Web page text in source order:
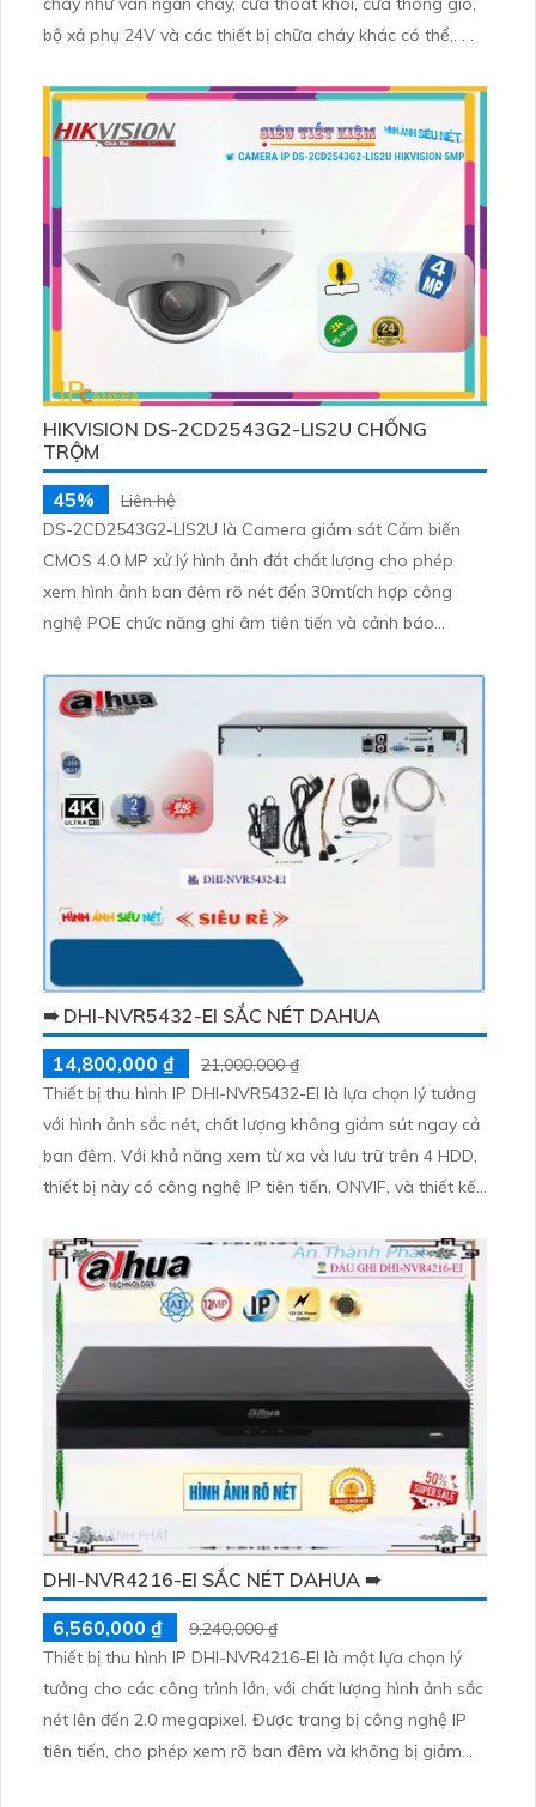
bộ xả phụ 24V và các thiết bị chữa cháy khác có thể,. . .
HIKVISION DS-2CD2543G2-LIS2U CHỐNG
TRỘM
45%
Liên hệ
DS-2CD2543G2-LIS2U là Camera giám sát Cảm biến
CMOS 4.0 MP xử lý hình ảnh đắt chất lượng cho phép
xem hình ảnh ban đêm rõ nét đến 30mtích hợp công
nghệ POE chức năng ghi âm tiên tiến và cảnh báo
Smart IR hồng ngoại phân biệt người cung cấp hình ảnh
đẹp ban đêm.
➠ DHI-NVR5432-EI SẮC NÉT DAHUA
14,800,000 ₫
21,000,000 ₫
Thiết bị thu hình IP DHI-NVR5432-EI là lựa chọn lý tưởng
với hình ảnh sắc nét, chất lượng không giảm sút ngay cả
ban đêm. Với khả năng xem từ xa và lưu trữ trên 4 HDD,
thiết bị này có công nghệ IP tiên tiến, ONVIF, và thiết kế
ưu điểm vượt trội với công nghệ AI, phù hợp cho các
công trình an ninh hiện đại.
DHI-NVR4216-EI SẮC NÉT DAHUA ➠
6,560,000 ₫
9,240,000 ₫
Thiết bị thu hình IP DHI-NVR4216-EI là một lựa chọn lý
tưởng cho các công trình lớn, với chất lượng hình ảnh sắc
nét lên đến 2.0 megapixel. Được trang bị công nghệ IP
tiên tiến, cho phép xem rõ ban đêm và không bị giảm